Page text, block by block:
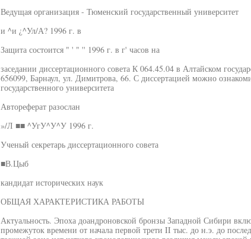
Ведущая организация - Тюменский государственный университет
и ^и ¿^Ул/А? 1996 г. в
Защита состоится " ' " '' 1996 г. в г' часов на
заседании диссертационного совета К 064.45.04 в Алтайском
656099, Барнаул, ул. Димитрова, 66. С диссертацией можно
государственного университета
Автореферат разослан
»/Л ■■ ^УгУ^У^У 1996 г.
Ученый секретарь диссертационного совета
■В.Цыб
кандидат исторических наук
ОБЩАЯ ХАРАКТЕРИСТИКА РАБОТЫ
Актуальность. Эпоха доандроновской бронзы Западной Сибири
промежуток времени от начала первой трети II тыс. до н.э. до